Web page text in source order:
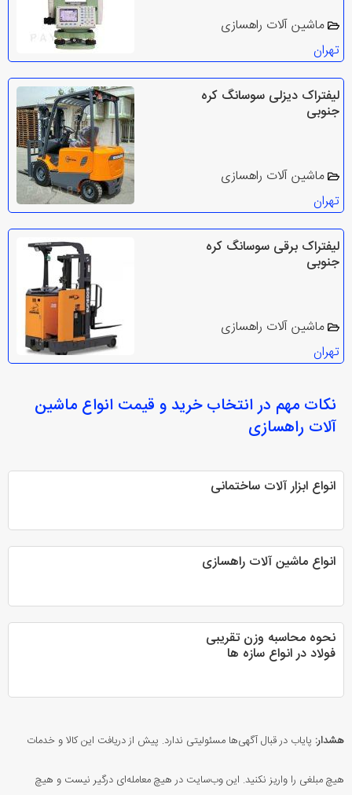
ماشین آلات راهسازی
تهران
لیفتراک دیزلی سوسانگ کره
جنوبی
ماشین آلات راهسازی
تهران
لیفتراک برقی سوسانگ کره
جنوبی
ماشین آلات راهسازی
تهران
نکات مهم در انتخابخرید و قیمت انواع ماشین
آلات راهسازی
انواع ابزار آلات ساختمانی
انواع ماشین آلات راهسازی
نحوه محاسبه وزن تقریبی
فولاد در انواع سازه ها
هشدار: پایاب در قبال آگهی‌ها مسئولیتی ندارد. پیش از دریافت این کالا و خدمات
هیچ مبلغی را واریز نکنید. این وب‌سایت در هیچ معامله‌ای درگیر نیست و هیچ